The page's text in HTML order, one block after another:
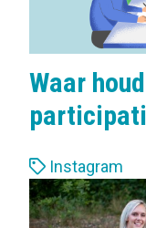
Waar
L
a
b
Instagram